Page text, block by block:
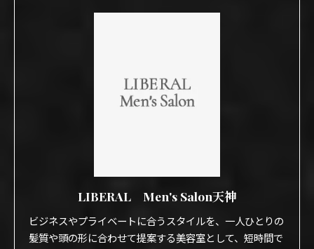
LIBERAL Men's Salon天神
ビジネスやプライベートに合うスタイルを、一人ひとりの
髪質や頭の形に合わせて提案する美容室として、短時間で